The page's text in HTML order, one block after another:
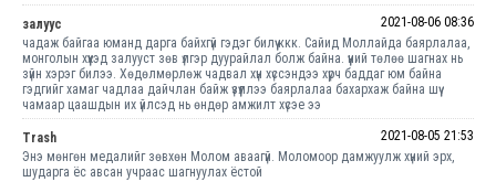
залуус
2021-08-06 08:36
чадаж байгаа юманд дарга байхгүй гэдэг билүү ккк. Сайид Моллайда баярлалаа,
монголын хүүхэд залууст зөв үлгэр дуурайлал болж байна. үүний төлөө шагнах нь
зүйн хэрэг билээ. Хөдөлмөрлөж чадвал хүн хүссэндээ хүрч баддаг юм байна
гэдгийг хамаг чадлаа дайчлан байж үзүүллээ баярлалаа бахархаж байна шүү
чамаар цаашдын их үйлсэд нь өндөр амжилт хүсэе ээ
Trash
2021-08-05 21:53
Энэ мөнгөн медалийг зөвхөн Молом аваагүй. Моломоор дамжуулж хүний эрх,
шударга ёс авсан учраас шагнуулах ёстой